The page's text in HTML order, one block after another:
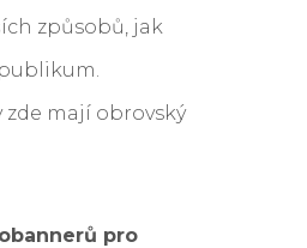
způsobů, jak
mají obrovský
pro